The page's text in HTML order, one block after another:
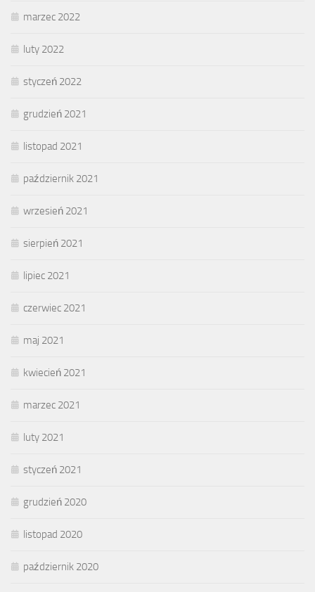
marzec 2022
luty 2022
styczeń 2022
grudzień 2021
listopad 2021
październik 2021
wrzesień 2021
sierpień 2021
lipiec 2021
czerwiec 2021
maj 2021
kwiecień 2021
marzec 2021
luty 2021
styczeń 2021
grudzień 2020
listopad 2020
październik 2020